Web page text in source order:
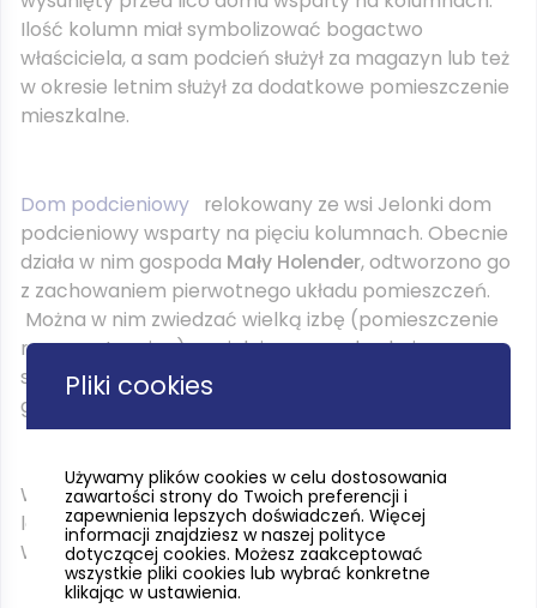
Ilość kolumn miał symbolizować bogactwo
właściciela, a sam podcień służył za magazyn lub też
w okresie letnim służył za dodatkowe pomieszczenie
mieszkalne.
Dom podcieniowy relokowany ze wsi Jelonki dom
podcieniowy wsparty na pięciu kolumnach. Obecnie
działa w nim gospoda Mały Holender, odtworzono go
z zachowaniem pierwotnego układu pomieszczeń.
Można w nim zwiedzać wielką izbę (pomieszczenie
reprezentacyjne), sypialnię, czarną kuchnię,
służbówkę (gabinet gospodarza), korytarz
gospodarczy i podcienie – spichlerz i kuchenny.
W gospodzie Mały Holender można spróbować dań
lokalnej kuchni i spróbować odtworzonego
Werdekase sera.
Pliki cookies
Używamy plików cookies w celu dostosowania
zawartości strony do Twoich preferencji i
zapewnienia lepszych doświadczeń. Więcej
informacji znajdziesz w naszej polityce
dotyczącej cookies. Możesz zaakceptować
wszystkie pliki cookies lub wybrać konkretne
klikając w ustawienia.